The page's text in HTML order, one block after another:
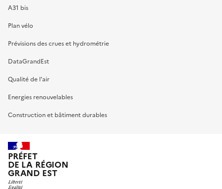
A31 bis
Plan vélo
Prévisions des crues et hydrométrie
DataGrandEst
Qualité de l’air
Energies renouvelables
Construction et bâtiment durables
PRÉFET
DE LA RÉGION
GRAND EST